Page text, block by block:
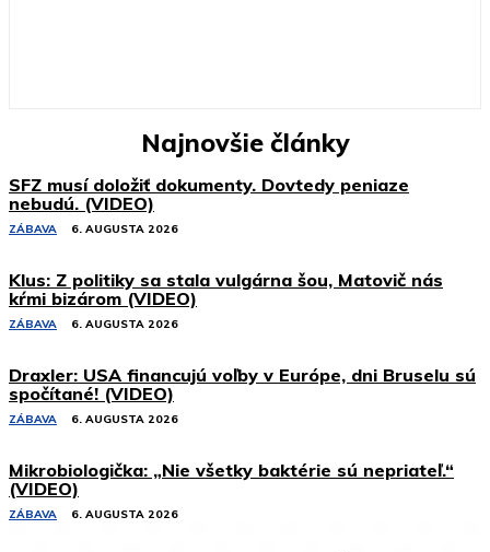
Najnovšie články
SFZ musí doložiť dokumenty. Dovtedy peniaze
nebudú. (VIDEO)
ZÁBAVA 6. AUGUSTA 2026
Klus: Z politiky sa stala vulgárna šou, Matovič nás
kŕmi bizárom (VIDEO)
ZÁBAVA 6. AUGUSTA 2026
Draxler: USA financujú voľby v Európe, dni Bruselu sú
spočítané! (VIDEO)
ZÁBAVA 6. AUGUSTA 2026
Mikrobiologička: „Nie všetky baktérie sú nepriateľ.“
(VIDEO)
ZÁBAVA 6. AUGUSTA 2026